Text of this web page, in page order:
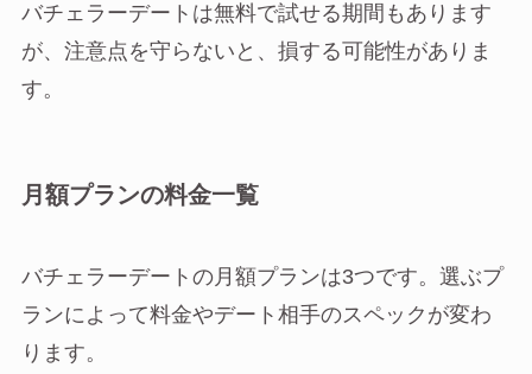
バチェラーデートは無料で試せる期間もあります
が、注意点を守らないと、損する可能性がありま
す。
月額プランの料金一覧
バチェラーデートの月額プランは3つです。選ぶプ
ランによって料金やデート相手のスペックが変わ
ります。